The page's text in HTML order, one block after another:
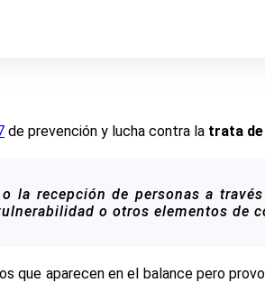
de prevención y lucha contra la trata
la recepción de personas a
o otros elementos de
que aparecen en el balance pero